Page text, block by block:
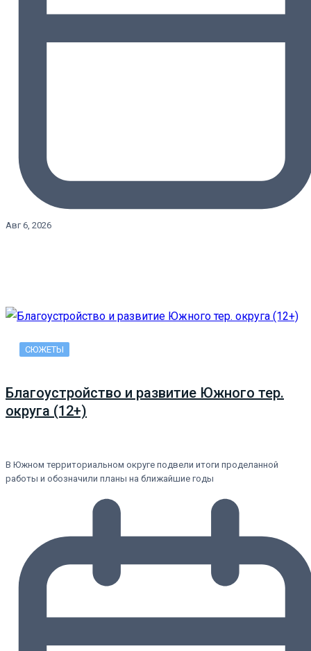
Авг 6, 2026
СЮЖЕТЫ
Благоустройство и развитие Южного тер.
округа (12+)
В Южном территориальном округе подвели итоги проделанной
работы и обозначили планы на ближайшие годы